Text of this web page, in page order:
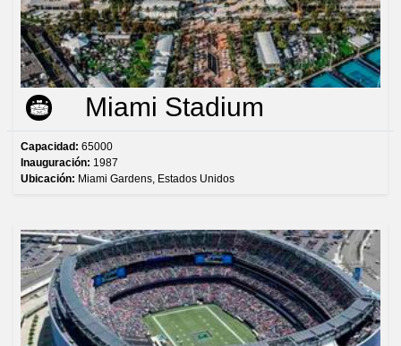
Miami Stadium
Capacidad: 65000
Inauguración: 1987
Ubicación: Miami Gardens, Estados Unidos